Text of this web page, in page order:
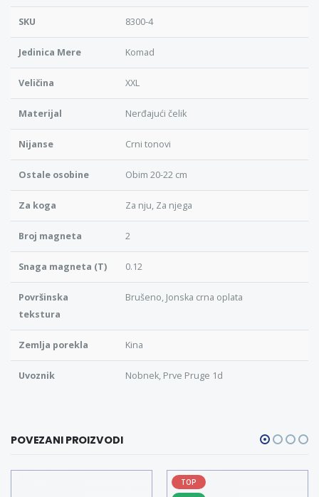
SKU 8300-4
Jedinica Mere Komad
Veličina XXL
Materijal Nerđajući čelik
Nijanse Crni tonovi
Ostale osobine Obim 20-22 cm
Za koga Za nju, Za njega
Broj magneta 2
Snaga magneta (T) 0.12
Površinska
tekstura
Brušeno, Jonska crna oplata
Zemlja porekla Kina
Uvoznik Nobnek, Prve Pruge 1d
POVEZANI PROIZVODI
TOP